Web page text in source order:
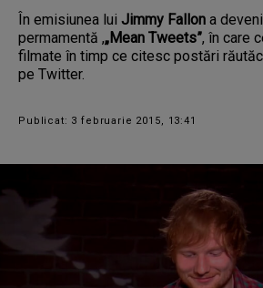
În emisiunea lui Jimmy Fallon a
permamentă ,„Mean Tweets”, în care
filmate în timp ce citesc postări
pe Twitter.
Publicat: 3 februarie 2015, 13:41